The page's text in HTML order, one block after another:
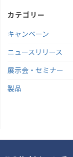
カテゴリー
キャンペーン
ニュースリリース
展示会・セミナー
製品